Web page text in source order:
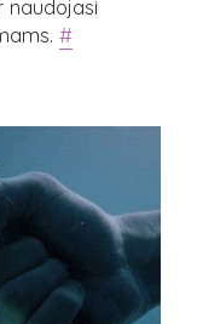
naudojasi
#